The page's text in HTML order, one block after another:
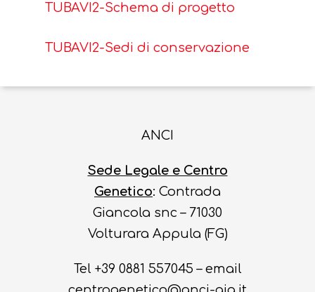
TUBAVI2-Schema di progetto
TUBAVI2-Sedi di conservazione
ANCI
Sede Legale e Centro
Genetico: Contrada
Giancola snc – 71030
Volturara Appula (FG)
Tel +39 0881 557045 – email